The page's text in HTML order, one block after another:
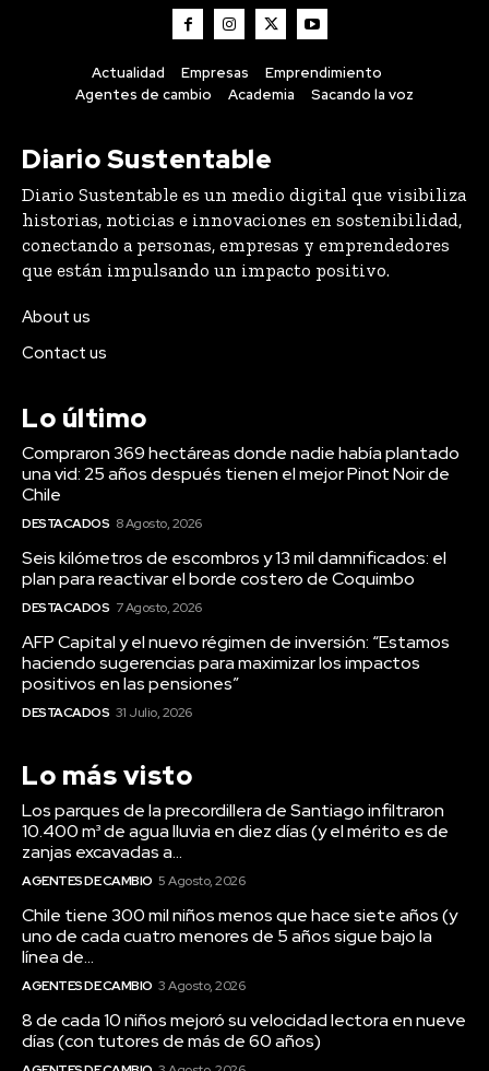
Actualidad Empresas
Emprendimiento
Agentes de cambio
Academia Sacando la voz
Diario Sustentable
Diario Sustentable es un medio digital que visibiliza
historias, noticias e innovaciones en sostenibilidad,
conectando a personas, empresas y emprendedores
que están impulsando un impacto positivo.
About us
Contact us
Lo último
Compraron 369 hectáreas donde nadie había plantado
una vid: 25 años después tienen el mejor Pinot Noir de
Chile
DESTACADOS 8 Agosto, 2026
Seis kilómetros de escombros y 13 mil damnificados: el
plan para reactivar el borde costero de Coquimbo
DESTACADOS 7 Agosto, 2026
AFP Capital y el nuevo régimen de inversión: “Estamos
haciendo sugerencias para maximizar los impactos
positivos en las pensiones”
DESTACADOS 31 Julio, 2026
Lo más visto
Los parques de la precordillera de Santiago infiltraron
10.400 m³ de agua lluvia en diez días (y el mérito es de
zanjas excavadas a...
AGENTES DE CAMBIO 5 Agosto, 2026
Chile tiene 300 mil niños menos que hace siete años (y
uno de cada cuatro menores de 5 años sigue bajo la
línea de...
AGENTES DE CAMBIO 3 Agosto, 2026
8 de cada 10 niños mejoró su velocidad lectora en nueve
días (con tutores de más de 60 años)